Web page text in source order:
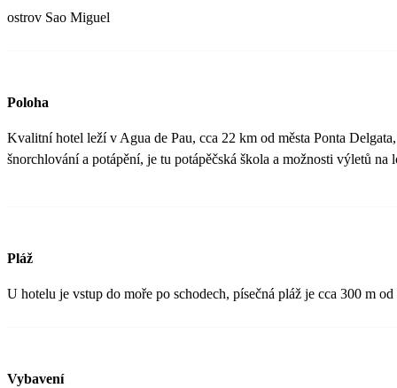
ostrov Sao Miguel
Poloha
Kvalitní hotel leží v Agua de Pau, cca 22 km od města Ponta
šnorchlování a potápění, je tu potápěčská škola a možnosti výletů
Pláž
U hotelu je vstup do moře po schodech, písečná pláž je cca 300 m
Vybavení